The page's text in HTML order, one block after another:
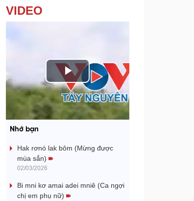
VIDEO
P
l
y
i
Nhớ bạn
Hak rơnó lak bôm (Mừng được
mùa sắn)
02/03/2026
Bi mni kơ amai adei mniê (Ca ngợi
chị em phụ nữ)